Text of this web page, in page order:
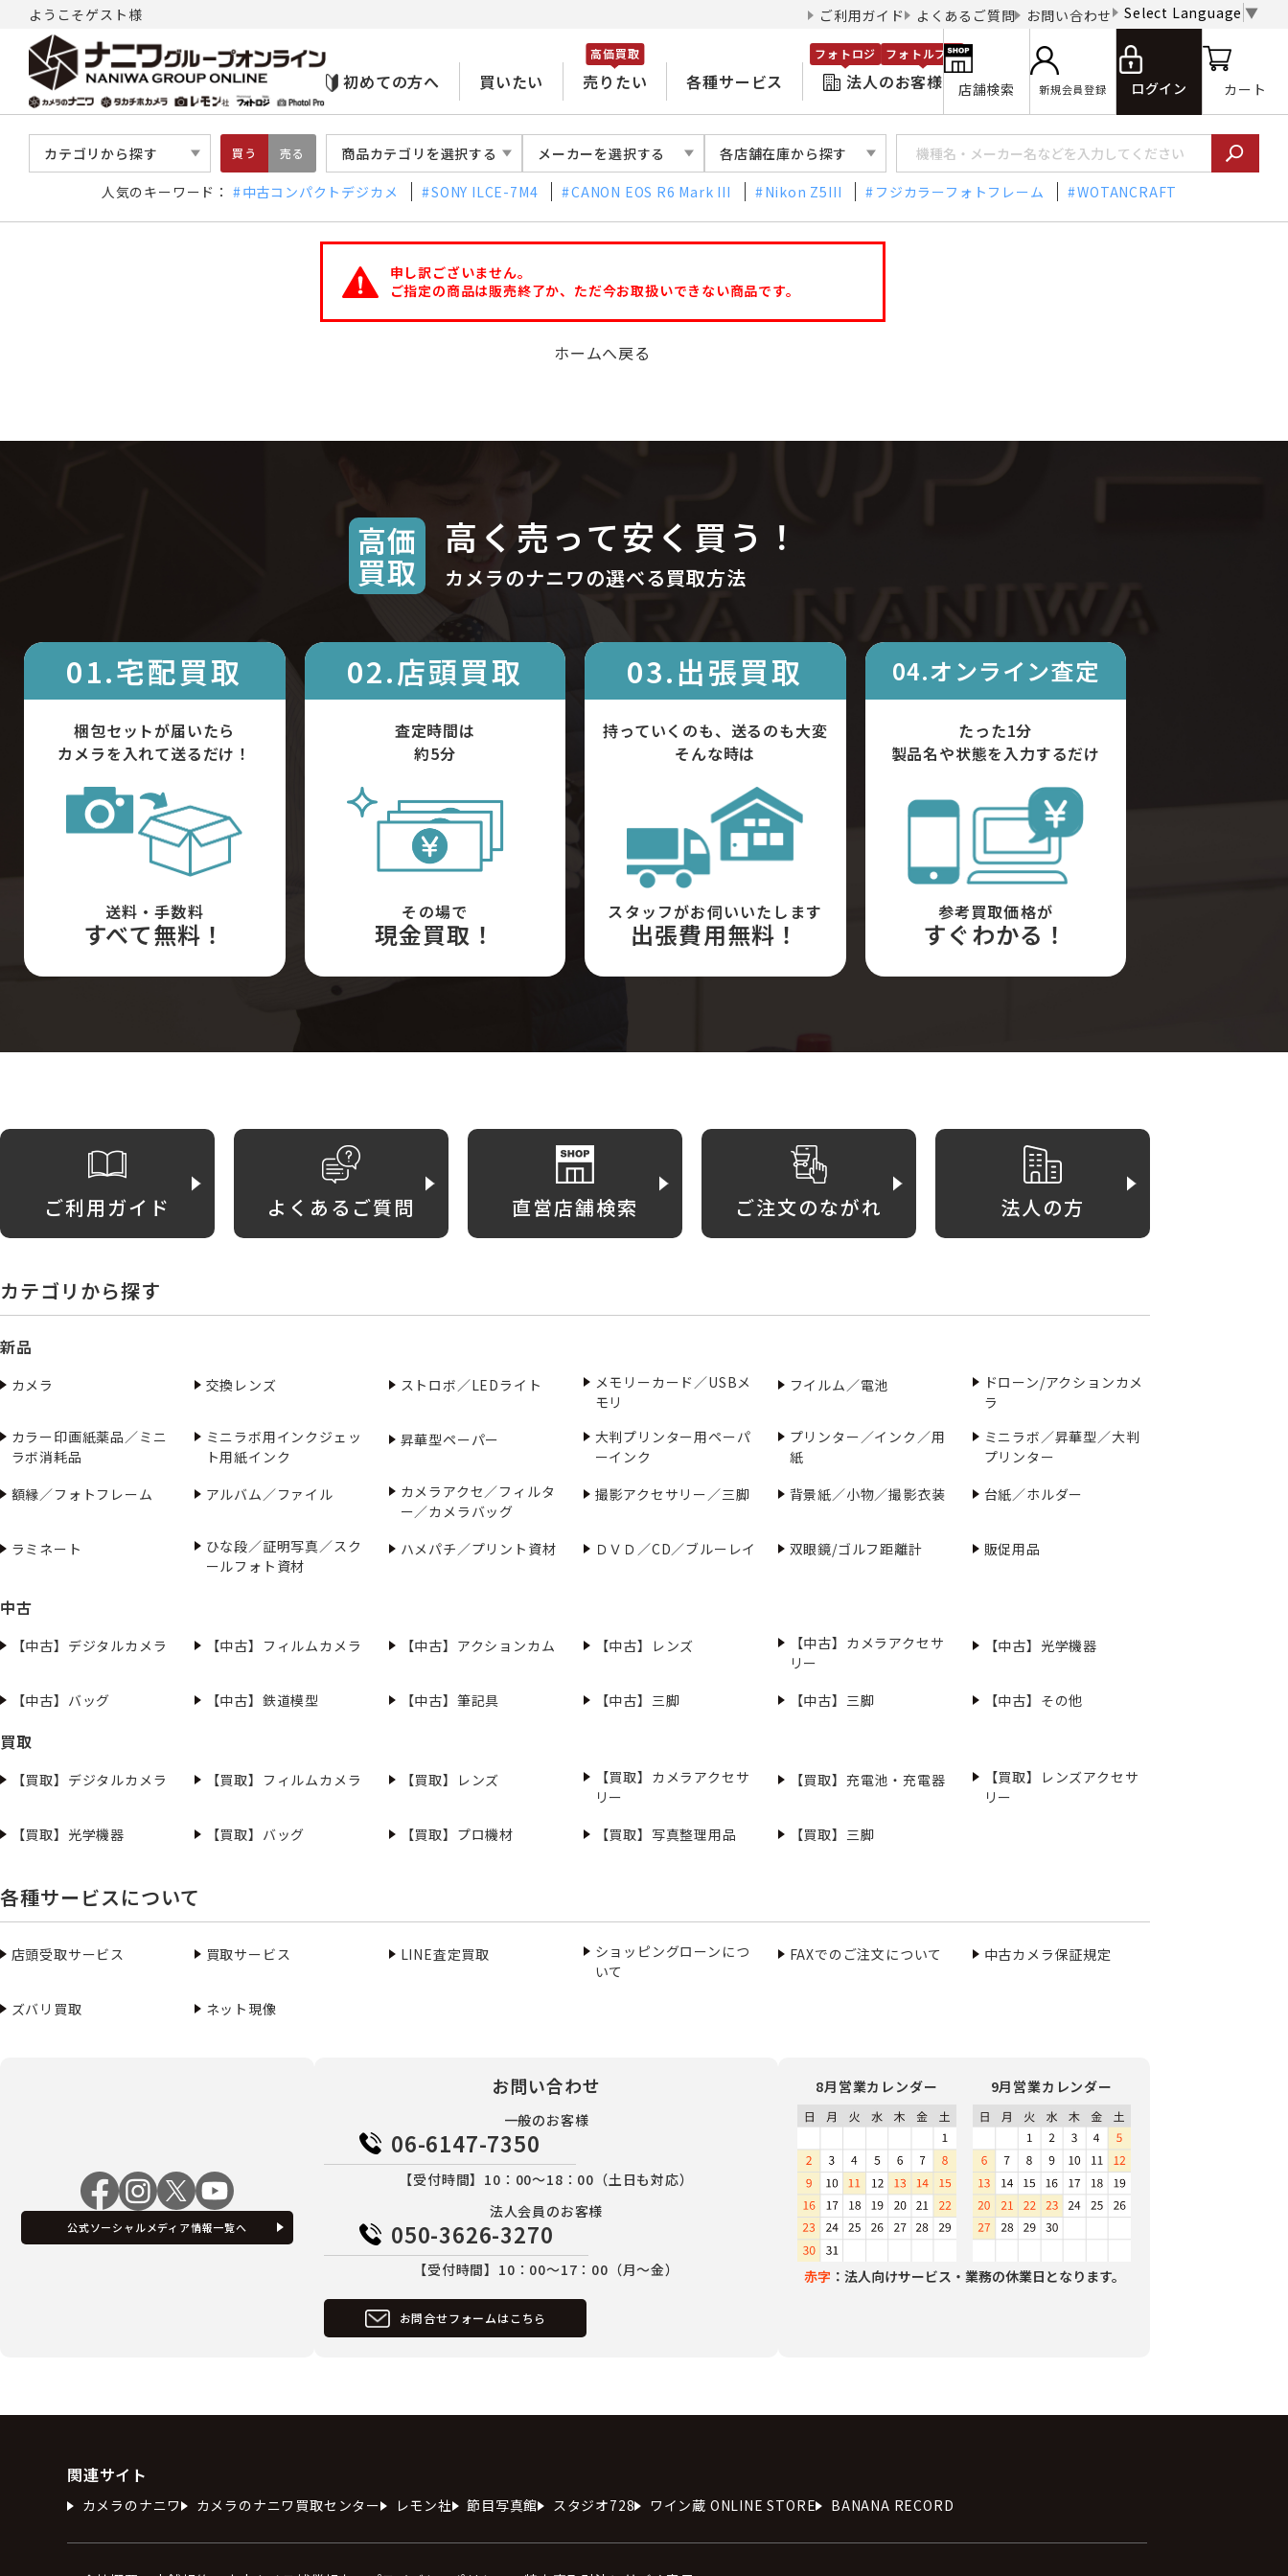
ようこそゲスト様 ご利用ガイド よくあるご質問 お問い合わせ Select Language ▼
初めての方へ 買いたい 売りたい
高価買取
各種サービス 法人のお客様
フォトロジ フォトルプロ
店舗検索 新規会員登録 ログイン カート
カテゴリから探す 買う 売る 商品カテゴリを選択する メーカーを選択する 各店舗在庫から探す
人気のキーワード： 中古コンパクトデジカメ SONY ILCE-7M4 CANON EOS R6 Mark III Nikon Z5III フジカラーフォトフレーム WOTANCRAFT
申し訳ございません。
ご指定の商品は販売終了か、ただ今お取扱いできない商品です。
ホームへ戻る
高価
買取
高く売って安く買う！
カメラのナニワの選べる買取方法
01.宅配買取
梱包セットが届いたら
カメラを入れて送るだけ！
送料・手数料
すべて無料！
02.店頭買取
査定時間は
約5分
その場で
現金買取！
03.出張買取
持っていくのも、送るのも大変
そんな時は
スタッフがお伺いいたします
出張費用無料！
04.オンライン査定
たった1分
製品名や状態を入力するだけ
参考買取価格が
すぐわかる！
ご利用ガイド よくあるご質問 直営店舗検索 ご注文のながれ 法人の方
カテゴリから探す
新品
カメラ 交換レンズ ストロボ／LEDライト
メモリーカード／USBメ
モリ
フイルム／電池
ドローン/アクションカメ
ラ
カラー印画紙薬品／ミニ
ラボ消耗品
ミニラボ用インクジェッ
ト用紙インク
昇華型ペーパー
大判プリンター用ペーパ
ーインク
プリンター／インク／用
紙
ミニラボ／昇華型／大判
プリンター
額縁／フォトフレーム
アルバム／ファイル
カメラアクセ／フィルタ
ー／カメラバッグ
撮影アクセサリー／三脚 背景紙／小物／撮影衣装 台紙／ホルダー
ラミネート
ひな段／証明写真／スク
ールフォト資材
ハメパチ／プリント資材 ＤＶＤ／CD／ブルーレイ 双眼鏡/ゴルフ距離計 販促用品
中古
【中古】デジタルカメラ 【中古】フィルムカメラ 【中古】アクションカム 【中古】レンズ
【中古】カメラアクセサ
リー
【中古】光学機器
【中古】バッグ 【中古】鉄道模型 【中古】筆記具 【中古】三脚 【中古】三脚 【中古】その他
買取
【買取】デジタルカメラ 【買取】フィルムカメラ 【買取】レンズ
【買取】カメラアクセサ
リー
【買取】充電池・充電器
【買取】レンズアクセサ
リー
【買取】光学機器
【買取】バッグ 【買取】プロ機材 【買取】写真整理用品 【買取】三脚
各種サービスについて
店頭受取サービス 買取サービス LINE査定買取
ショッピングローンにつ
いて
FAXでのご注文について 中古カメラ保証規定
ズバリ買取 ネット現像
公式ソーシャルメディア情報一覧へ
お問い合わせ
一般のお客様
06-6147-7350
【受付時間】10：00～18：00（土日も対応）
法人会員のお客様
050-3626-3270
【受付時間】10：00～17：00（月～金）
お問合せフォームはこちら
8月営業カレンダー 9月営業カレンダー
赤字 ：法人向けサービス・業務の休業日となります。
関連サイト
カメラのナニワ カメラのナニワ買取センター レモン社 節目写真館 スタジオ728 ワイン蔵 ONLINE STORE BANANA RECORD